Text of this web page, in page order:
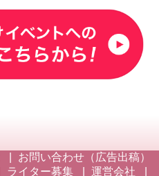
お問い合わせ（広告出稿）
ライター募集 運営会社